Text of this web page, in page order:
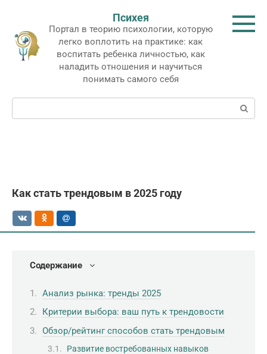
контенту
Психея
Портал в теорию психологии, которую
легко воплотить на практике: как
воспитать ребенка личностью, как
наладить отношения и научиться
понимать самого себя
Поиск:
Как стать трендовым в 2025 году
Содержание
Анализ рынка: тренды 2025
Критерии выбора: ваш путь к трендовости
Обзор/рейтинг способов стать трендовым
Развитие востребованных навыков